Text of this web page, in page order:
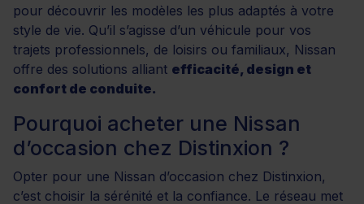
pour découvrir les modèles les plus adaptés à votre
style de vie. Qu’il s’agisse d’un véhicule pour vos
trajets professionnels, de loisirs ou familiaux, Nissan
offre des solutions alliant efficacité, design et
confort de conduite.
Pourquoi acheter une Nissan
d’occasion chez Distinxion ?
Opter pour une Nissan d’occasion chez Distinxion,
c’est choisir la sérénité et la confiance. Le réseau met